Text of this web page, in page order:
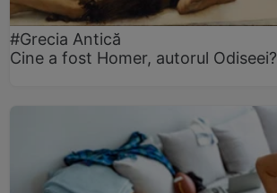
#Grecia Antică
Cine a fost Homer, autorul Odiseei?